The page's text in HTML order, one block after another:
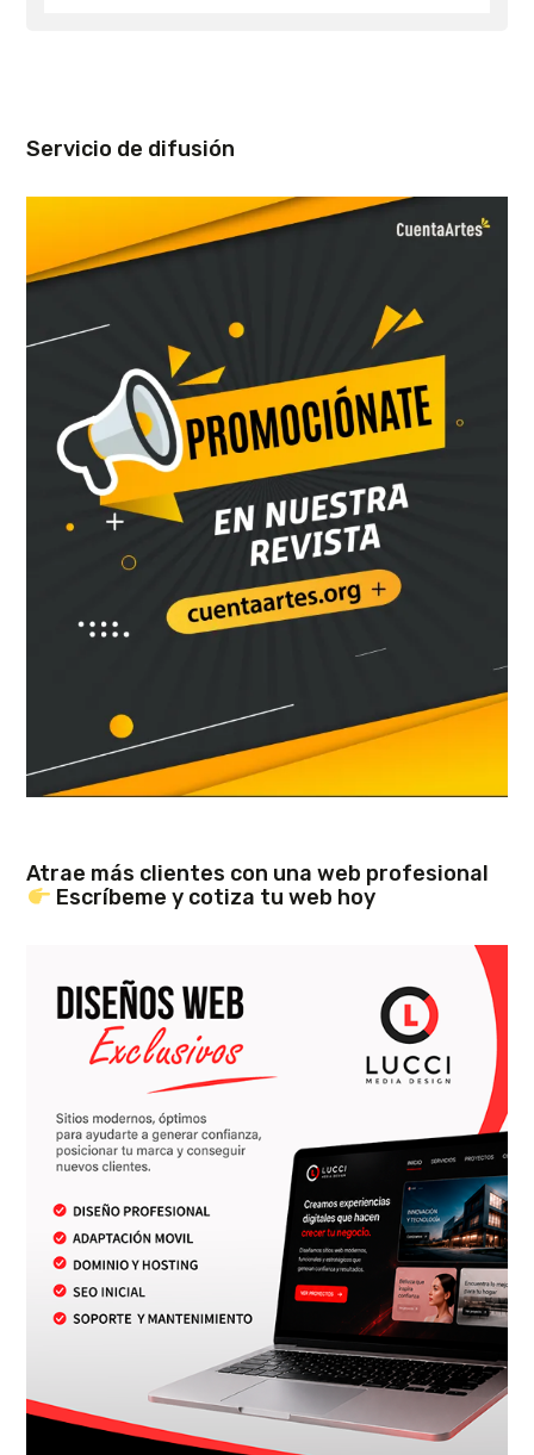
Servicio de difusión
Atrae más clientes con una web profesional
Escríbeme y cotiza tu web hoy